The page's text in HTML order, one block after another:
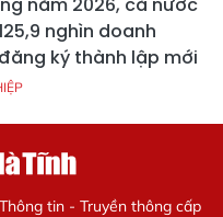
nghìn doanh
ký thành lập mới
tin - Truyền thông cấp